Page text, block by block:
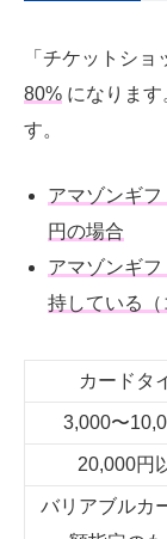
「チケットシ
80% になりま
す。
アマゾンギ
円の場合
アマゾンギ
持している
カードタ
3,000〜
20,000円
バリアブルカ